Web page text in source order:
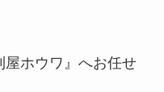
ホウワ』へお任せ